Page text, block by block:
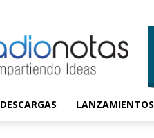
DESCARGAS LANZAMIENTOS